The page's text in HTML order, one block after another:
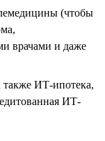
(чтобы
врачами и даже
также ИТ-ипотека,
ИТ-